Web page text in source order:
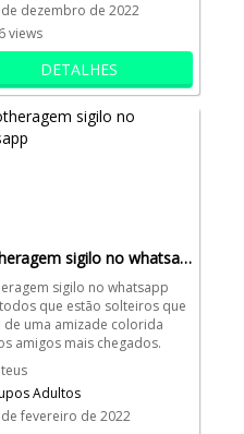
dezembro de 2022
views
DETALHES
Brotheragem sigilo no whatsapp
sigilo no whatsapp
que estão solteiros que
de uma amizade colorida
amigos mais chegados.
o perfil do nosso ...
Adultos
fevereiro de 2022